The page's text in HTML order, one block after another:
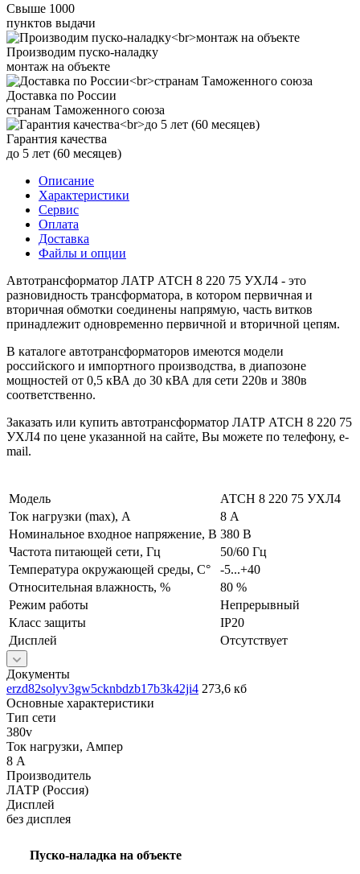
Свыше 1000
пунктов выдачи
Производим пуско-наладку
монтаж на объекте
Доставка по России
странам Таможенного союза
Гарантия качества
до 5 лет (60 месяцев)
Описание
Характеристики
Сервис
Оплата
Доставка
Файлы и опции
Автотрансформатор ЛАТР АТСН 8 220 75 УХЛ4 - это
разновидность трансформатора, в котором первичная и
вторичная обмотки соединены напрямую, часть витков
принадлежит одновременно первичной и вторичной цепям.
В каталоге автотрансформаторов имеются модели
российского и импортного производства, в диапозоне
мощностей от 0,5 кВА до 30 кВА для сети 220в и 380в
соответственно.
Заказать или купить автотрансформатор ЛАТР АТСН 8 220 75
УХЛ4 по цене указанной на сайте, Вы можете по телефону, e-
mail.
Модель
АТСН 8 220 75 УХЛ4
Ток нагрузки (max), А
8 А
Номинальное входное напряжение, В 380 В
Частота питающей сети, Гц
50/60 Гц
Температура окружающей среды, С°
-5...+40
Относительная влажность, %
80 %
Режим работы
Непрерывный
Класс защиты
IP20
Дисплей
Отсутствует
Документы
erzd82solyv3gw5cknbdzb17b3k42ji4 273,6 кб
Основные характеристики
Тип сети
380v
Ток нагрузки, Ампер
8 А
Производитель
ЛАТР (Россия)
Дисплей
без дисплея
Пуско-наладка на объекте